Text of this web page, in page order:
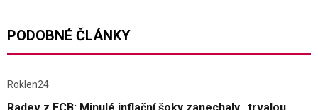
PODOBNÉ ČLÁNKY
Roklen24
Radev z ECB: Minulé inflační šoky zanechaly „trvalou